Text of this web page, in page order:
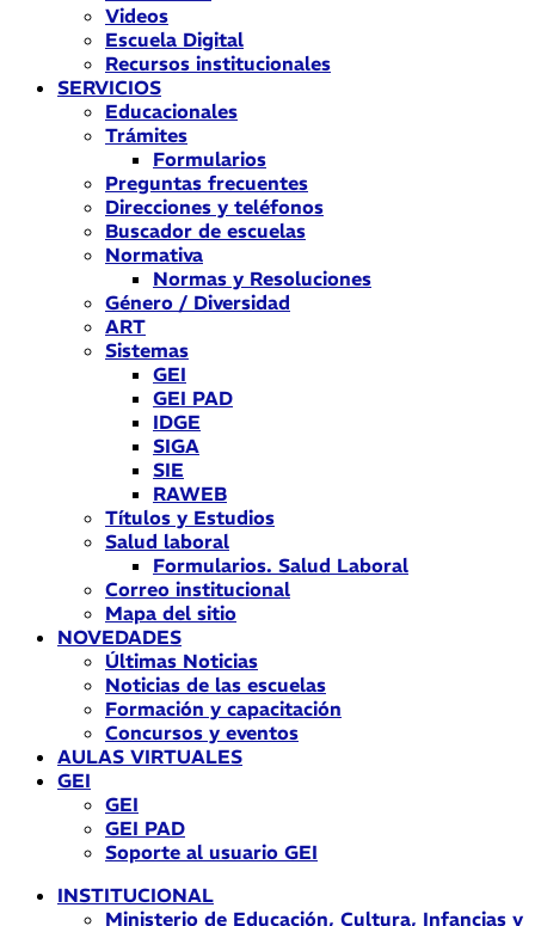
Videos
Escuela Digital
Recursos institucionales
SERVICIOS
Educacionales
Trámites
Formularios
Preguntas frecuentes
Direcciones y teléfonos
Buscador de escuelas
Normativa
Normas y Resoluciones
Género / Diversidad
ART
Sistemas
GEI
GEI PAD
IDGE
SIGA
SIE
RAWEB
Títulos y Estudios
Salud laboral
Formularios. Salud Laboral
Correo institucional
Mapa del sitio
NOVEDADES
Últimas Noticias
Noticias de las escuelas
Formación y capacitación
Concursos y eventos
AULAS VIRTUALES
GEI
GEI
GEI PAD
Soporte al usuario GEI
INSTITUCIONAL
Ministerio de Educación, Cultura, Infancias y